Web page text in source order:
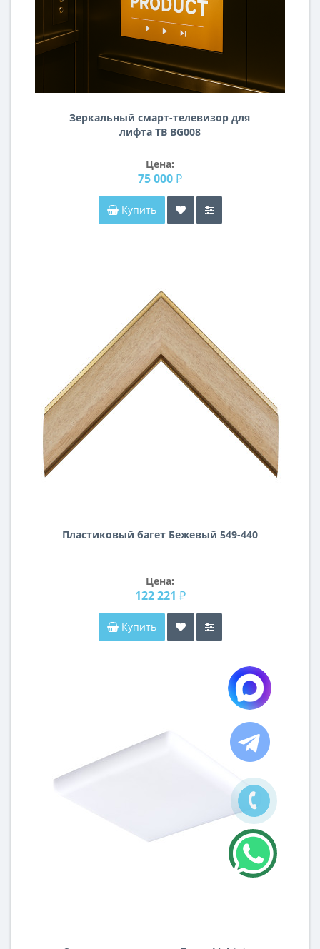
Зеркальный смарт-телевизор для
лифта ТВ BG008
Цена:
75 000 ₽
Купить
Пластиковый багет Бежевый 549-440
Цена:
122 221 ₽
Купить